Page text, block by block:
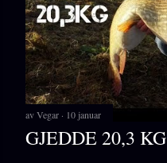
avVegar 10 januar
GJEDDE 20,3 KG